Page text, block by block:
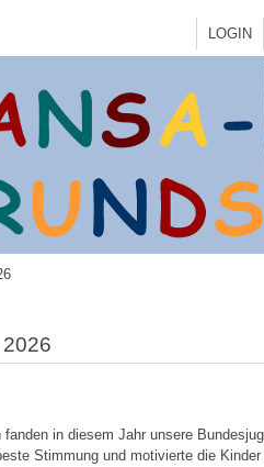
LOGIN
in diesem Jahr unsere
Stimmung und motivierte die